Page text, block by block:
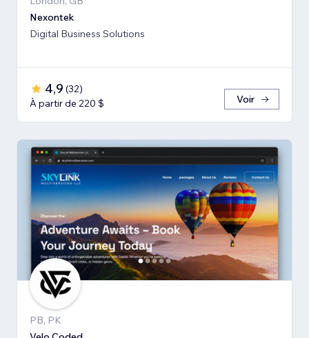
Nexontek
Digital Business Solutions
4,9 (32)
À partir de 220 $
Voir
PB, PK